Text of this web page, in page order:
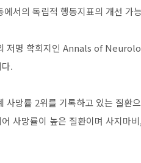
에서의 독립적 행동지표의 개선 가
저명 학회지인 Annals of
.
사망률 2위를 기록하고 있는 질환
사망률이 높은 질환이며 사지마